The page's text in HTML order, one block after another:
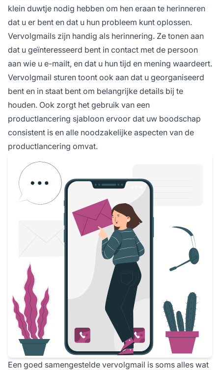
klein duwtje nodig hebben om hen eraan te herinneren
dat u er bent en dat u hun probleem kunt oplossen.
Vervolgmails zijn handig als herinnering. Ze tonen aan
dat u geïnteresseerd bent in contact met de persoon
aan wie u e-mailt, en dat u hun tijd en mening waardeert.
Vervolgmail sturen toont ook aan dat u georganiseerd
bent en in staat bent om belangrijke details bij te
houden. Ook zorgt het gebruik van een
productlancering sjabloon ervoor dat uw boodschap
consistent is en alle noodzakelijke aspecten van de
productlancering omvat.
Een goed samengestelde vervolgmail is soms alles wat